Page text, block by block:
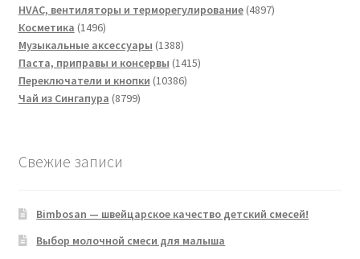
товаров
HVAC, вентиляторы и терморегулирование 48974897
Косметика 14961496
товаров
Музыкальные аксессуары 13881388
товаров
Паста, приправы и консервы 14151415
Переключатели и кнопки 1038610386
Чай из Сингапура 87998799
Свежие записи
Bimbosan — швейцарское качество детский смесей!
Выбор молочной смеси для малыша